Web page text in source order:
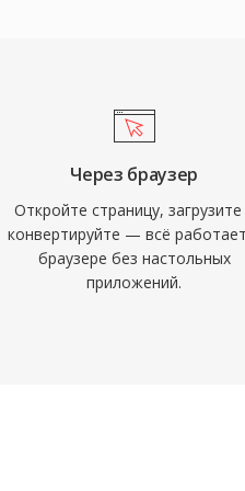
Через браузер
Откройте страницу, загрузите
конвертируйте — всё
браузере без настольных
приложений.